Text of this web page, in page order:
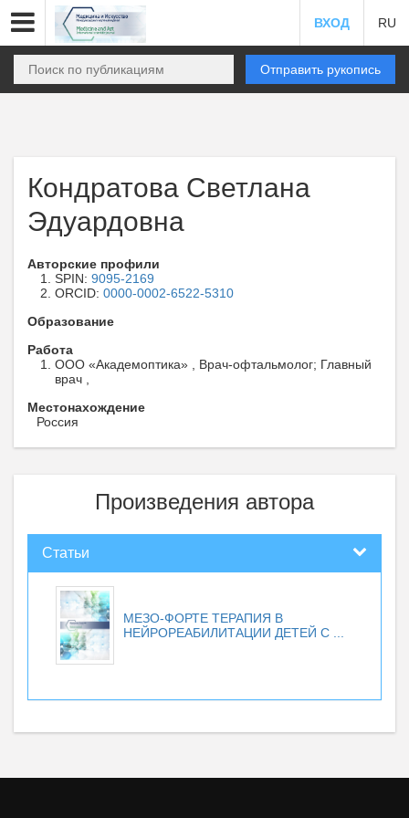
ВХОД RU
Отправить рукопись
Кондратова Светлана
Эдуардовна
Авторские профили
SPIN: 9095-2169
ORCID: 0000-0002-6522-5310
Образование
Работа
ООО «Академоптика» , Врач-офтальмолог; Главный
врач ,
Местонахождение
Россия
Произведения автора
Статьи
МЕЗО-ФОРТЕ ТЕРАПИЯ В
НЕЙРОРЕАБИЛИТАЦИИ ДЕТЕЙ С ...